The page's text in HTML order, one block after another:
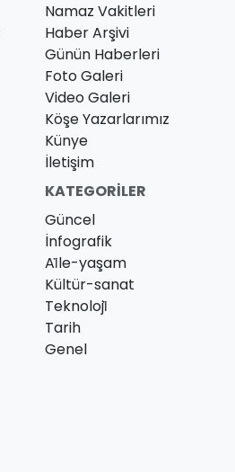
Namaz Vakitleri
Haber Arşivi
Günün Haberleri
Foto Galeri
Video Galeri
Köşe Yazarlarımız
Künye
İletişim
KATEGORILER
Güncel
İnfografik
Ai̇le-yaşam
Kültür-sanat
Teknoloji̇
Tarih
Genel